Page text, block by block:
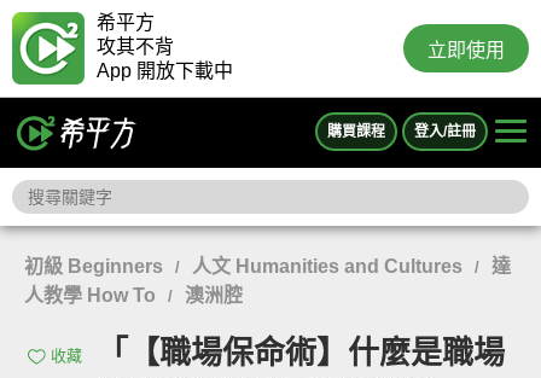
希平方
攻其不背
App 開放下載中
立即使用
購買課程 登入/註冊
初級 Beginners / 人文 Humanities and Cultures /
達
人教學 How To
/ 澳洲腔
收藏
「【職場保命術】什麼是職場